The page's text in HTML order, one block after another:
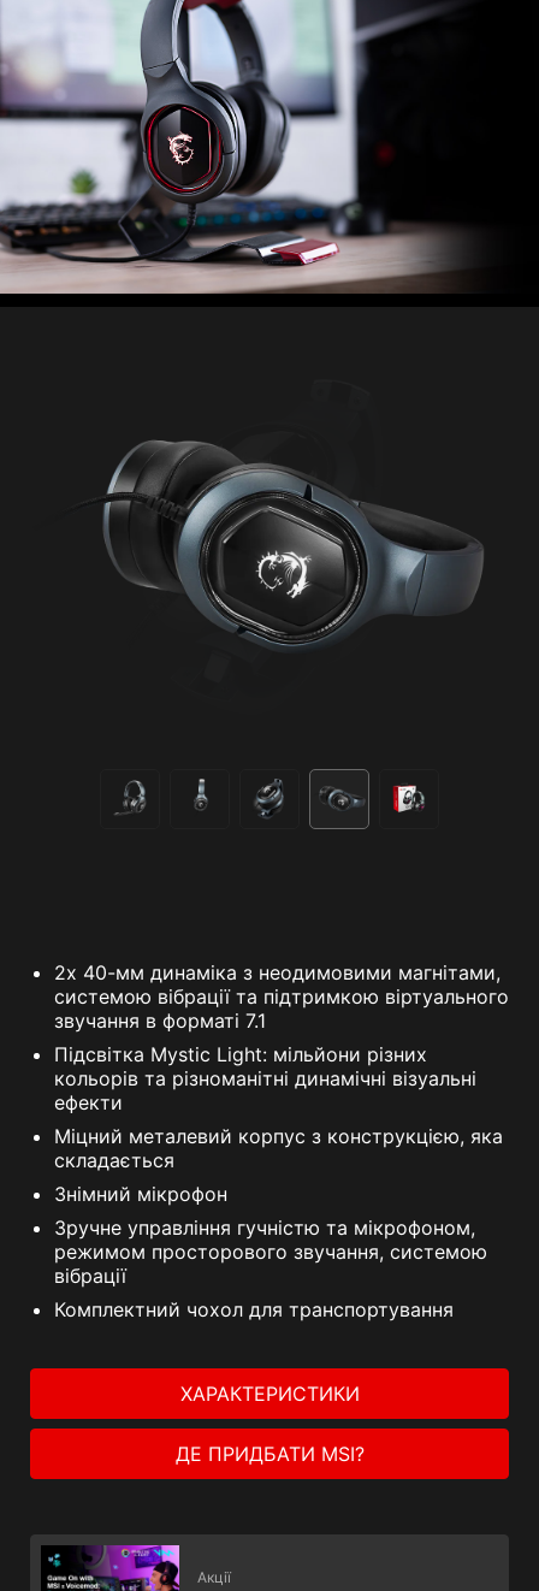
2х 40-мм динаміка з неодимовими магнітами,
системою вібрації та підтримкою віртуального
звучання в форматі 7.1
Підсвітка Mystic Light: мільйони різних
кольорів та різноманітні динамічні візуальні
ефекти
Міцний металевий корпус з конструкцією, яка
складається
Знімний мікрофон
Зручне управління гучністю та мікрофоном,
режимом просторового звучання, системою
вібрації
Комплектний чохол для транспортування
ХАРАКТЕРИСТИКИ
ДЕ ПРИДБАТИ MSI?
Акції